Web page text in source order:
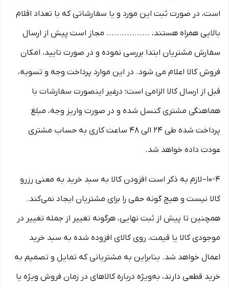
است، در صورت ثبت این مورد و یا سفارشاتی که با تعداد اقلام
بالایی همراه هستند، ................. مجاز است پیش از ارسال
سفارش مشتریان ابتدا بررسی نموده و در صورت تایید، امکان
فروش کالا اعلام می شود. در این موارد پرداخت وجه و تسویه،
قبل از ارسال کالا الزامی است؛ درغیر اینصورت سفارشات با
هماهنگی مشتری کنسل شده و در صورت واریز وجه، مبلغ
پرداخت شده طی ۲۴ الی ۴۸ ساعت کاری به حساب مشتری
عودت داده خواهد شد.
10-۴– لازم به ذکر است افزودن کالا به سبد خرید به معنی رزرو
کالا نیست و هیچ گونه حقی را برای مشتریان ایجاد نمی‌کند.
همچنین تا پیش از ثبت نهایی، هرگونه تغییر از جمله تغییر در
موجودی کالا یا قیمت، روی کالای افزوده شده به سبد خرید
اعمال خواهد شد. بنابراین به مشتریانی که تمایل و تصمیم به
خرید قطعی دارند، به‌ویژه درباره کالاهای در زمان فروش ویژه یا